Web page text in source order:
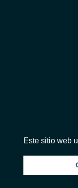
© 2026 InstantAudio.
Este sitio web